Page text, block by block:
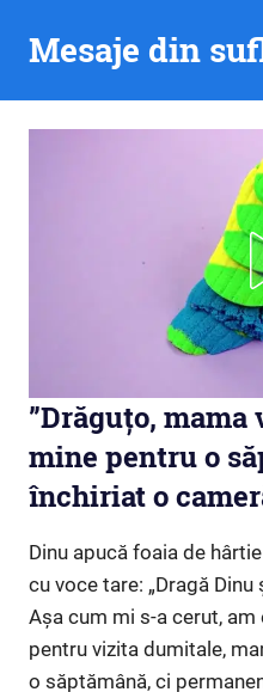
Mesaje din
”Drăguțo,
mine pentru o
închiriat o
Dinu apucă foaia de
cu voce tare: „Dragă
Așa cum mi s-a cerut,
pentru vizita dumitale,
o săptămână, ci